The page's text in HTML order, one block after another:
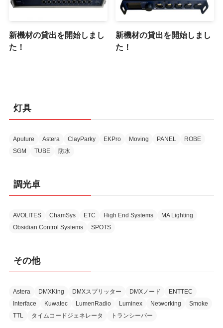
新機材の貸出を開始しまし
た！
新機材の貸出を開始しまし
た！
灯具
Aputure Astera ClayParky EKPro Moving PANEL
ROBE
SGM
TUBE 防水
調光卓
AVOLITES ChamSys ETC High End Systems
MA Lighting
Obsidian Control Systems
SPOTS
その他
Astera DMXKing DMXスプリッター DMXノード
ENTTEC
Interface
Kuwatec LumenRadio Luminex Networking
Smoke
TTL
タイムコードジェネレータ トランシーバー